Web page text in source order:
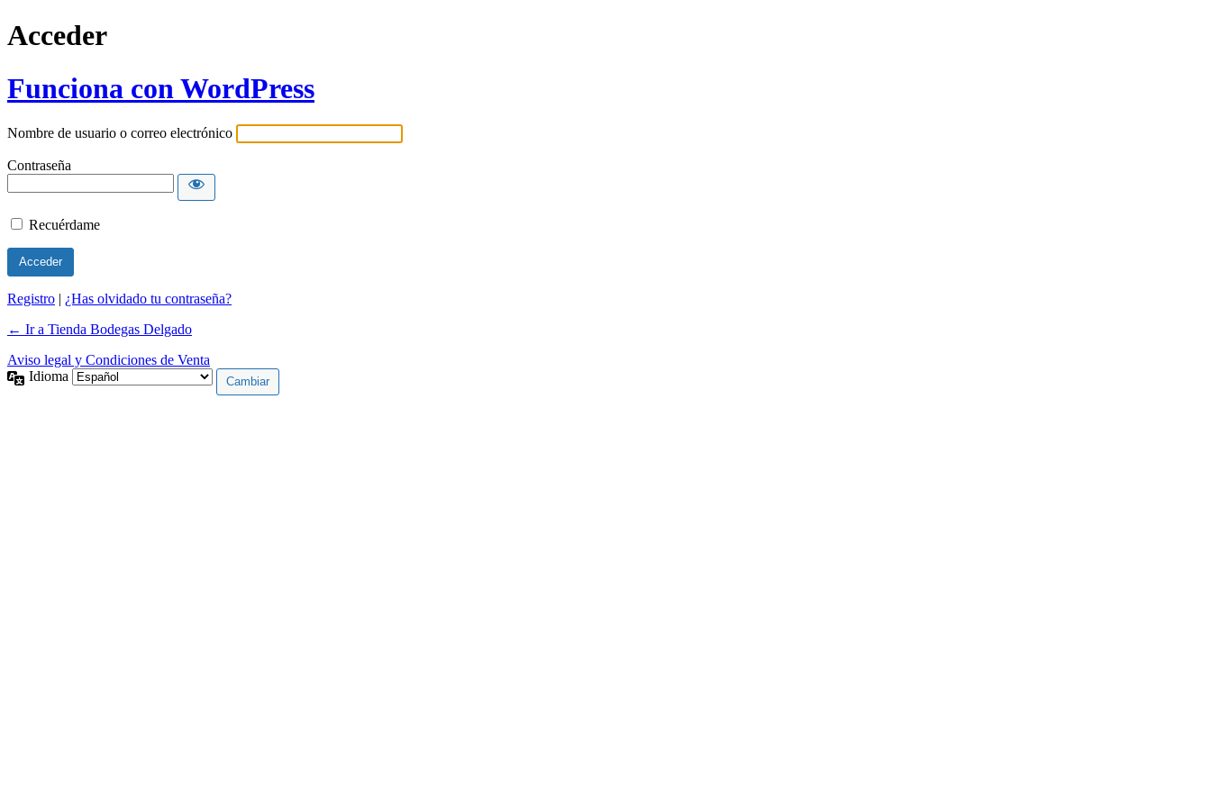
Acceder
Funciona con WordPress
Nombre de usuario o correo electrónico
Contraseña
Recuérdame
Registro | ¿Has olvidado tu contraseña?
← Ir a Tienda Bodegas Delgado
Aviso legal y Condiciones de Venta
Idioma